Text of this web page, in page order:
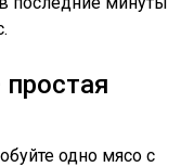
одно мясо с